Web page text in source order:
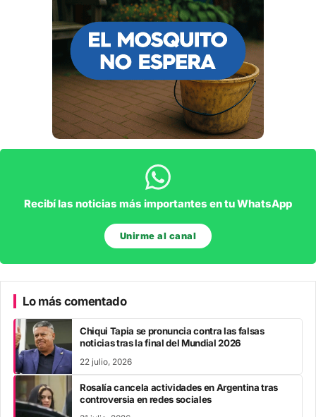
Recibí las noticias más importantes en tu WhatsApp
Unirme al canal
Lo más comentado
Chiqui Tapia se pronuncia contra las falsas
noticias tras la final del Mundial 2026
22 julio, 2026
Rosalía cancela actividades en Argentina tras
controversia en redes sociales